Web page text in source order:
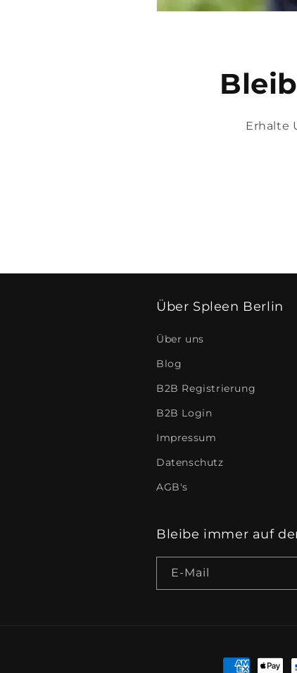
Erhalte
Über Spleen Berlin
Über uns
Blog
B2B Registrierung
B2B Login
Impressum
Datenschutz
AGB's
Bleibe immer auf
E-Mail